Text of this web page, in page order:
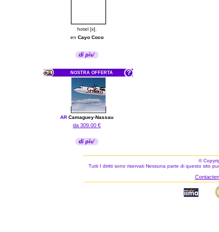
hotel [x].
en Cayo Coco
NOSTRA OFFERTA
AR Camaguey-Nassau
da 309.00 €
©
Tutti I diritti sono riservati Nessuna parte di questo sito